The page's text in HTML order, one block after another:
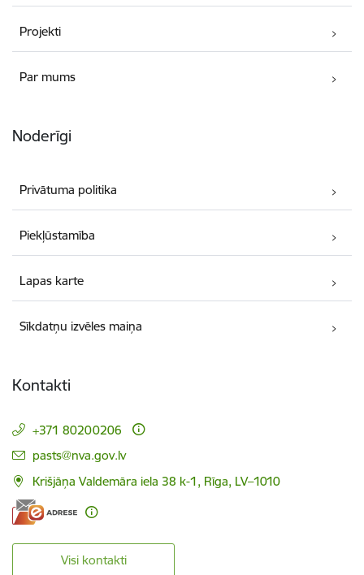
Projekti
Par mums
Noderīgi
Privātuma politika
Piekļūstamība
Lapas karte
Sīkdatņu izvēles maiņa
Kontakti
+371 80200206
E-pasts:
pasts@nva.gov.lv
Krišjāņa Valdemāra iela 38 k-1, Rīga, LV–1010
Visi kontakti